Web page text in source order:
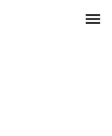
menu